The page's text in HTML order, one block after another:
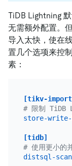
TiDB Lightning
无需额外配置。
导入太快，使在
置几个选项来控
素：
[tikv-
# 限制 TiDB
store-
[tidb]
# 使用更小的
distsql-